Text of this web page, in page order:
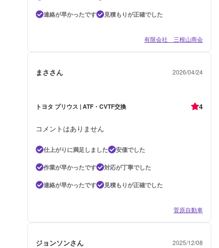
連絡が早かったです
見積もりが正確でした
有限会社 三根山商会
まささん 2026/04/24
トヨタ プリウス | ATF・CVTF交換 4
コメントはありません
仕上がりに満足しました
安価でした
作業が早かったです
対応が丁寧でした
連絡が早かったです
見積もりが正確でした
菅原自動車
ジョンソンさん 2025/12/08